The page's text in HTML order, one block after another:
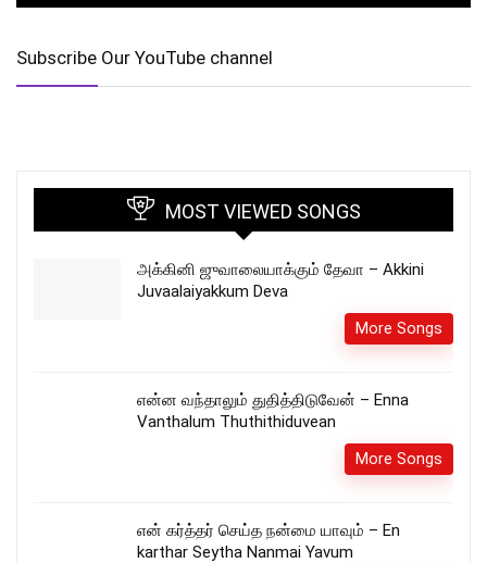
Subscribe Our YouTube channel
MOST VIEWED SONGS
அக்கினி ஜுவாலையாக்கும் தேவா – Akkini
Juvaalaiyakkum Deva
More Songs
என்ன வந்தாலும் துதித்திடுவேன் – Enna
Vanthalum Thuthithiduvean
More Songs
என் கர்த்தர் செய்த நன்மை யாவும் – En
karthar Seytha Nanmai Yavum